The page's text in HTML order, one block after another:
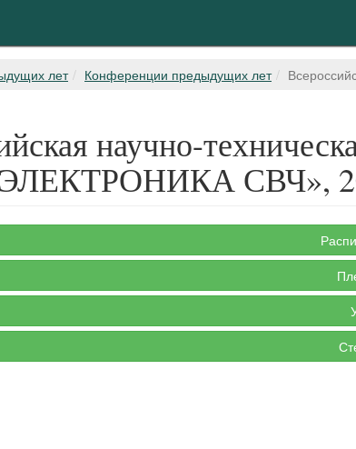
лет Конференции предыдущих лет
научно-
СВЧ»,